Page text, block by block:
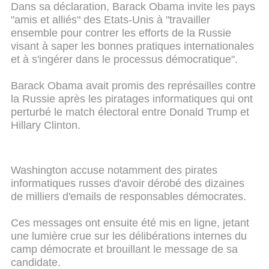
Dans sa déclaration, Barack Obama invite les pays
"amis et alliés" des Etats-Unis à "travailler
ensemble pour contrer les efforts de la Russie
visant à saper les bonnes pratiques internationales
et à s'ingérer dans le processus démocratique".
Barack Obama avait promis des représailles contre
la Russie après les piratages informatiques qui ont
perturbé le match électoral entre Donald Trump et
Hillary Clinton.
Washington accuse notamment des pirates
informatiques russes d'avoir dérobé des dizaines
de milliers d'emails de responsables démocrates.
Ces messages ont ensuite été mis en ligne, jetant
une lumière crue sur les délibérations internes du
camp démocrate et brouillant le message de sa
candidate.